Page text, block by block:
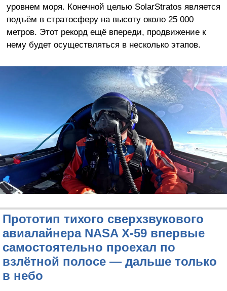
уровнем моря. Конечной целью SolarStratos является
подъём в стратосферу на высоту около 25 000
метров. Этот рекорд ещё впереди, продвижение к
нему будет осуществляться в несколько этапов.
Прототип тихого сверхзвукового
авиалайнера NASA X-59 впервые
самостоятельно проехал по
взлётной полосе — дальше только
в небо